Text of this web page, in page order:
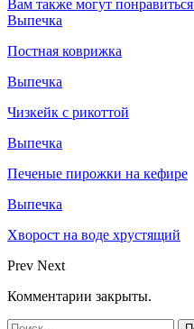
Вам также могут понравиться
Выпечка
Постная коврижка
Выпечка
Чизкейк с рикоттой
Выпечка
Печеные пирожки на кефире
Выпечка
Хворост на воде хрустящий
Prev Next
Комментарии закрыты.